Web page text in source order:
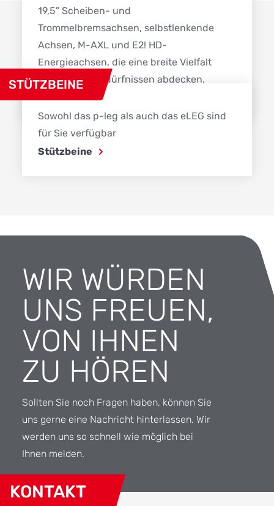
19,5" Scheiben- und
Trommelbremsachsen, selbstlenkende
Achsen, M-AXL und E2! HD-
Energieachsen, die eine breite Vielfalt
von Kundenbedürfnissen abdecken.
Achsen
STÜTZBEINE
Sowohl das p-leg als auch das eLEG sind
für Sie verfügbar
Stützbeine
WIR WÜRDEN
UNS FREUEN,
VON IHNEN
ZU HÖREN
Sollten Sie noch Fragen haben, können Sie
uns gerne eine Nachricht hinterlassen. Wir
werden uns so schnell wie möglich bei
Ihnen melden.
KONTAKT